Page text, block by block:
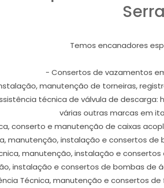
Temos encanadores
- Consertos de vazamentos
manutenção de torneiras,
técnica de válvula de descarga:
várias outras marcas em
conserto e manutenção de caixas
manutenção, instalação e consertos
manutenção, instalação e
instalação e consertos de bombas de
Técnica, manutenção e consertos